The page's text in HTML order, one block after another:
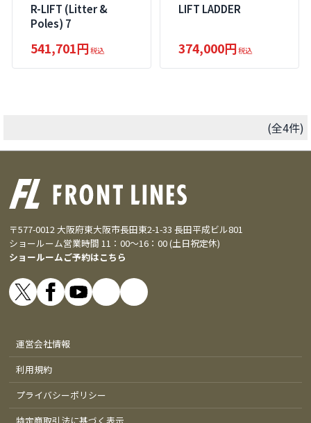
R-LIFT (Litter &
Poles) 7
541,701円税込
LIFT LADDER
374,000円税込
(全4件)
〒577-0012 大阪府東大阪市長田東2-1-33 長田平成ビル801
ショールーム営業時間 11：00～16：00 (土日祝定休)
ショールームご予約はこちら
運営会社情報
利用規約
プライバシーポリシー